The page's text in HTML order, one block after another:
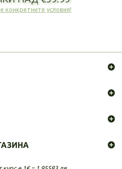
конкретните условия!